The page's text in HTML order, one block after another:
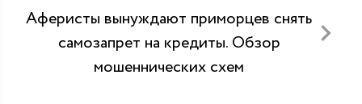
Аферисты вынуждают приморцев снять
самозапрет на кредиты. Обзор
мошеннических схем